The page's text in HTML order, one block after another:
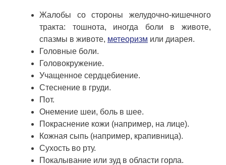
Жалобы со стороны желудочно-кишечного
тракта: тошнота, иногда боли в животе,
спазмы в животе, метеоризм или диарея.
Головные боли.
Головокружение.
Учащенное сердцебиение.
Стеснение в груди.
Пот.
Онемение шеи, боль в шее.
Покраснение кожи (например, на лице).
Кожная сыпь (например, крапивница).
Сухость во рту.
Покалывание или зуд в области горла.